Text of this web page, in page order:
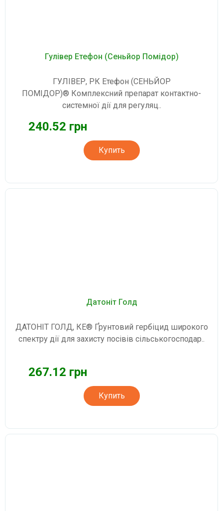
Гулівер Етефон (Сеньйор Помідор)
ГУЛІВЕР, РК Етефон (СЕНЬЙОР
ПОМІДОР)® Комплексний препарат контактно-
системної дії для регуляц..
240.52 грн
Купить
Датоніт Голд
ДАТОНІТ ГОЛД, КЕ® Ґрунтовий гербіцид широкого
спектру дії для захисту посівів сільськогосподар..
267.12 грн
Купить